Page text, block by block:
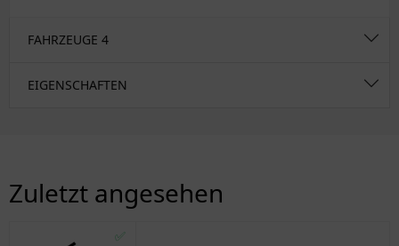
FAHRZEUGE 4
EIGENSCHAFTEN
Zuletzt angesehen
✅